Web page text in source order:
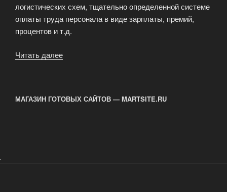
логистических схем, тщательно определенной системе
оплаты труда персонала в виде зарплаты, премий,
процентов и т.д.
Читать далее
МАГАЗИН ГОТОВЫХ САЙТОВ — MARTSITE.RU
.